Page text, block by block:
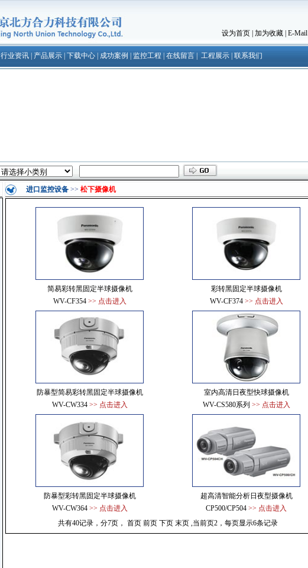
设为首页 加为收藏 E-Mail
行业资讯| 产品展示| 下载中心| 成功案例 监控工程 在线留言| 工程展示| 联系我们
进口监控设备 >> 松下摄像机
简易彩转黑固定半球摄像机
WV-CF354 >> 点击进入
彩转黑固定半球摄像机
WV-CF374 >> 点击进入
防暴型简易彩转黑固定半球摄像机
WV-CW334 >> 点击进入
室内高清日夜型快球摄像机
WV-CS580系列 >> 点击进入
防暴型彩转黑固定半球摄像机
WV-CW364 >> 点击进入
超高清智能分析日夜型摄像机
CP500/CP504 >> 点击进入
共有40记录，分7页， 首页 前页 下页 末页 ,当前页2，每页显示6条记录